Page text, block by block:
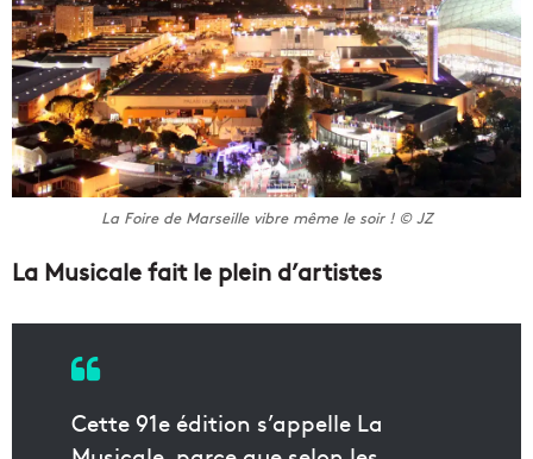
La Foire de Marseille vibre même le soir ! © JZ
La Musicale fait le plein d’artistes
Cette 91e édition s’appelle La